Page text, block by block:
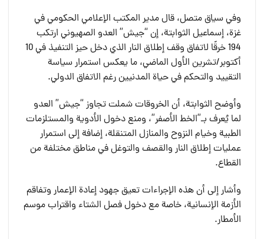
وفي سياق متصل، قال مدير المكتب الإعلامي الحكومي في
غزة، إسماعيل الثوابتة، إن “جيش” العدو الصهيوني ارتكب
194 خرقًا لاتفاق وقف إطلاق النار الذي دخل حيز التنفيذ في 10
أكتوبر/تشرين الأول الماضي، ما يعكس استمرار سياسة
التقييد والتحكم في حياة المدنيين رغم الاتفاق الدولي.
وأوضح الثوابتة، أن الخروقات شملت تجاوز “جيش” العدو
لما يُعرف بـ”الخط الأصفر”، ومنع دخول الأدوية والمستلزمات
الطبية وخيام النزوح والمنازل المتنقلة، إضافة إلى استمرار
عمليات إطلاق النار والقصف والتوغل في مناطق مختلفة من
القطاع.
وأشار إلى أن هذه الإجراءات تعيق جهود إعادة الإعمار وتفاقم
الأزمة الإنسانية، خاصة مع دخول فصل الشتاء واقتراب موسم
الأمطار.